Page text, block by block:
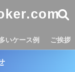
いケース例 ご挨拶